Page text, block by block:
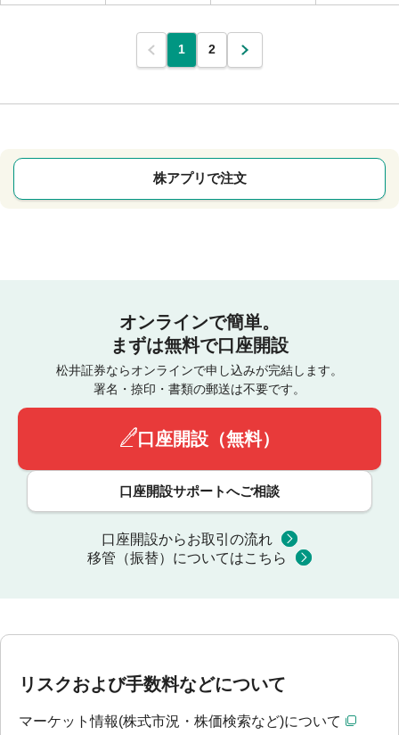
1 2
株アプリで注文
オンラインで簡単。
まずは無料で口座開設
松井証券ならオンラインで申し込みが完結します。
署名・捺印・書類の郵送は不要です。
口座開設（無料）
口座開設サポートへご相談
口座開設からお取引の流れ
移管（振替）についてはこちら
リスクおよび手数料などについて
マーケット情報(株式市況・株価検索など)について